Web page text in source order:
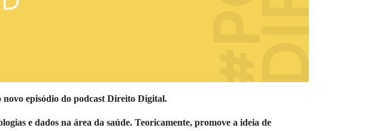
episódio do podcast Direito Digital.
e dados na área da saúde. Teoricamente, promove a ideia de